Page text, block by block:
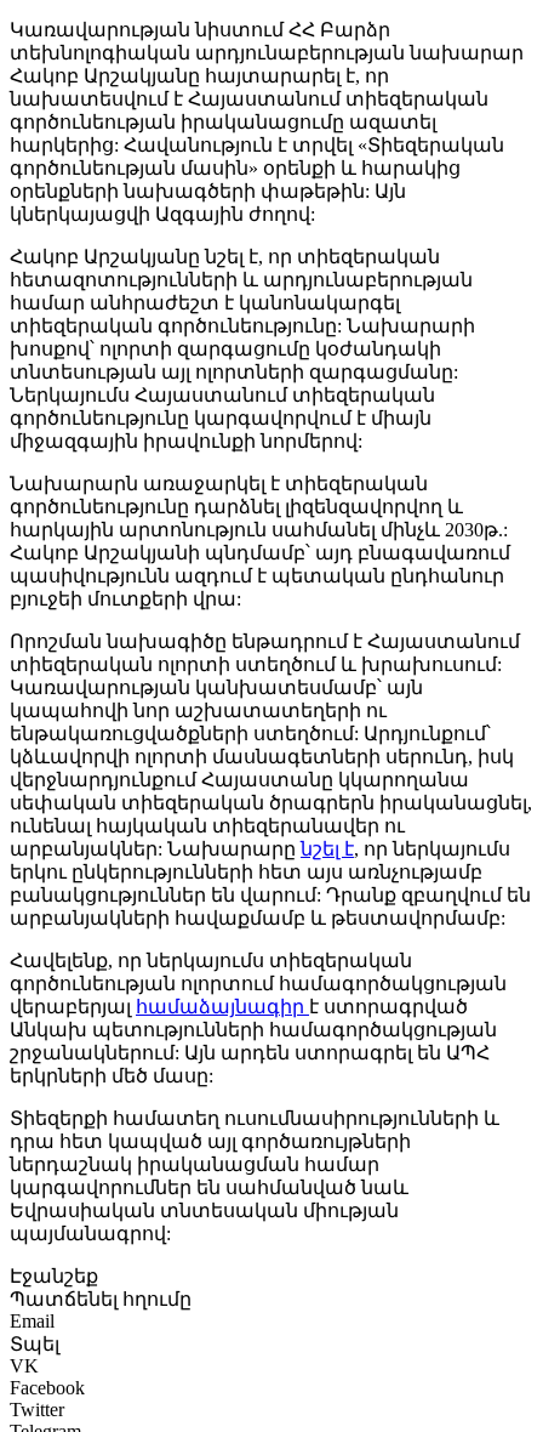
Կառավարության նիստում ՀՀ Բարձր
տեխնոլոգիական արդյունաբերության նախարար
Հակոբ Արշակյանը հայտարարել է, որ
նախատեսվում է Հայաստանում տիեզերական
գործունեության իրականացումը ազատել
հարկերից: Հավանություն է տրվել «Տիեզերական
գործունեության մասին» օրենքի և հարակից
օրենքների նախագծերի փաթեթին: Այն
կներկայացվի Ազգային ժողով:
Հակոբ Արշակյանը նշել է, որ տիեզերական
հետազոտությունների և արդյունաբերության
համար անհրաժեշտ է կանոնակարգել
տիեզերական գործունեությունը: Նախարարի
խոսքով՝ ոլորտի զարգացումը կօժանդակի
տնտեսության այլ ոլորտների զարգացմանը:
Ներկայումս Հայաստանում տիեզերական
գործունեությունը կարգավորվում է միայն
միջազգային իրավունքի նորմերով:
Նախարարն առաջարկել է տիեզերական
գործունեությունը դարձնել լիզենզավորվող և
հարկային արտոնություն սահմանել մինչև 2030թ.:
Հակոբ Արշակյանի պնդմամբ՝ այդ բնագավառում
պասիվությունն ազդում է պետական ընդհանուր
բյուջեի մուտքերի վրա:
Որոշման նախագիծը ենթադրում է Հայաստանում
տիեզերական ոլորտի ստեղծում և խրախուսում:
Կառավարության կանխատեսմամբ՝ այն
կապահովի նոր աշխատատեղերի ու
ենթակառուցվածքների ստեղծում: Արդյունքում՝
կձևավորվի ոլորտի մասնագետների սերունդ, իսկ
վերջնարդյունքում Հայաստանը կկարողանա
սեփական տիեզերական ծրագրերն իրականացնել,
ունենալ հայկական տիեզերանավեր ու
արբանյակներ: Նախարարընշել է, որ ներկայումս
երկու ընկերությունների հետ այս առնչությամբ
բանակցություններ են վարում: Դրանք զբաղվում են
արբանյակների հավաքմամբ և թեստավորմամբ:
Հավելենք, որ ներկայումս տիեզերական
գործունեության ոլորտում համագործակցության
վերաբերյալ համաձայնագիր է ստորագրված
Անկախ պետությունների համագործակցության
շրջանակներում: Այն արդեն ստորագրել են ԱՊՀ
երկրների մեծ մասը:
Տիեզերքի համատեղ ուսումնասիրությունների և
դրա հետ կապված այլ գործառույթների
ներդաշնակ իրականացման համար
կարգավորումներ են սահմանված նաև
Եվրասիական տնտեսական միության
պայմանագրով:
Էջանշեք
Պատճենել հղումը
Email
Տպել
VK
Facebook
Twitter